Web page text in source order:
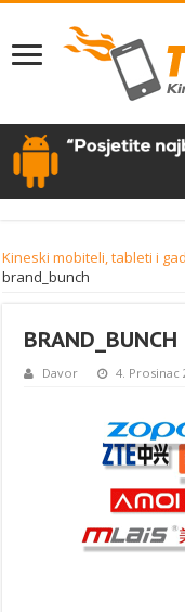
Kineski mobiteli, tableti i
brand_bunch
BRAND_BUNCH
Davor 4. Prosinac